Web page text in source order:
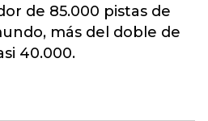
de 85.000 pistas de
más del doble de
40.000.